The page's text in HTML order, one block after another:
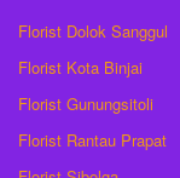
Florist Dolok Sanggul
Florist Kota Binjai
Florist Gunungsitoli
Florist Rantau Prapat